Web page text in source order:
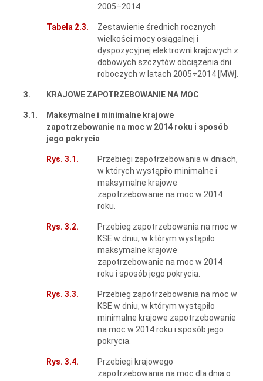
2005÷2014.
Tabela 2.3.
Zestawienie średnich rocznych
wielkości mocy osiągalnej i
dyspozycyjnej elektrowni krajowych z
dobowych szczytów obciążenia dni
roboczych w latach 2005÷2014 [MW].
3. KRAJOWE ZAPOTRZEBOWANIE NA MOC
3.1.
Maksymalne i minimalne krajowe
zapotrzebowanie na moc w 2014 roku i sposób
jego pokrycia
Rys. 3.1.
Przebiegi zapotrzebowania w dniach,
w których wystąpiło minimalne i
maksymalne krajowe
zapotrzebowanie na moc w 2014
roku.
Rys. 3.2.
Przebieg zapotrzebowania na moc w
KSE w dniu, w którym wystąpiło
maksymalne krajowe
zapotrzebowanie na moc w 2014
roku i sposób jego pokrycia.
Rys. 3.3.
Przebieg zapotrzebowania na moc w
KSE w dniu, w którym wystąpiło
minimalne krajowe zapotrzebowanie
na moc w 2014 roku i sposób jego
pokrycia.
Rys. 3.4.
Przebiegi krajowego
zapotrzebowania na moc dla dnia o